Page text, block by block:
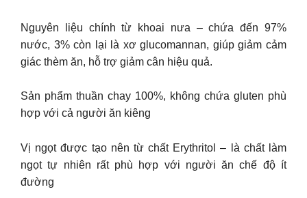
Nguyên liệu chính từ khoai nưa – chứa đến 97%
nước, 3% còn lại là xơ glucomannan, giúp giảm cảm
giác thèm ăn, hỗ trợ giảm cân hiệu quả.
Sản phẩm thuần chay 100%, không chứa gluten phù
hợp với cả người ăn kiêng
Vị ngọt được tạo nên từ chất Erythritol – là chất làm
ngọt tự nhiên rất phù hợp với người ăn chế độ ít
đường